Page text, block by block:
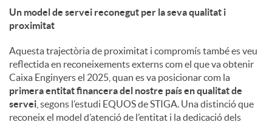
Un model de servei reconegut per la seva qualitat i
proximitat
Aquesta trajectòria de proximitat i compromís també es veu
reflectida en reconeixements externs com el que va obtenir
Caixa Enginyers el 2025, quan es va posicionar com la
primera entitat financera del nostre país en qualitat de
servei , segons l’estudi EQUOS de STIGA. Una distinció que
reconeix el model d’atenció de l’entitat i la dedicació dels